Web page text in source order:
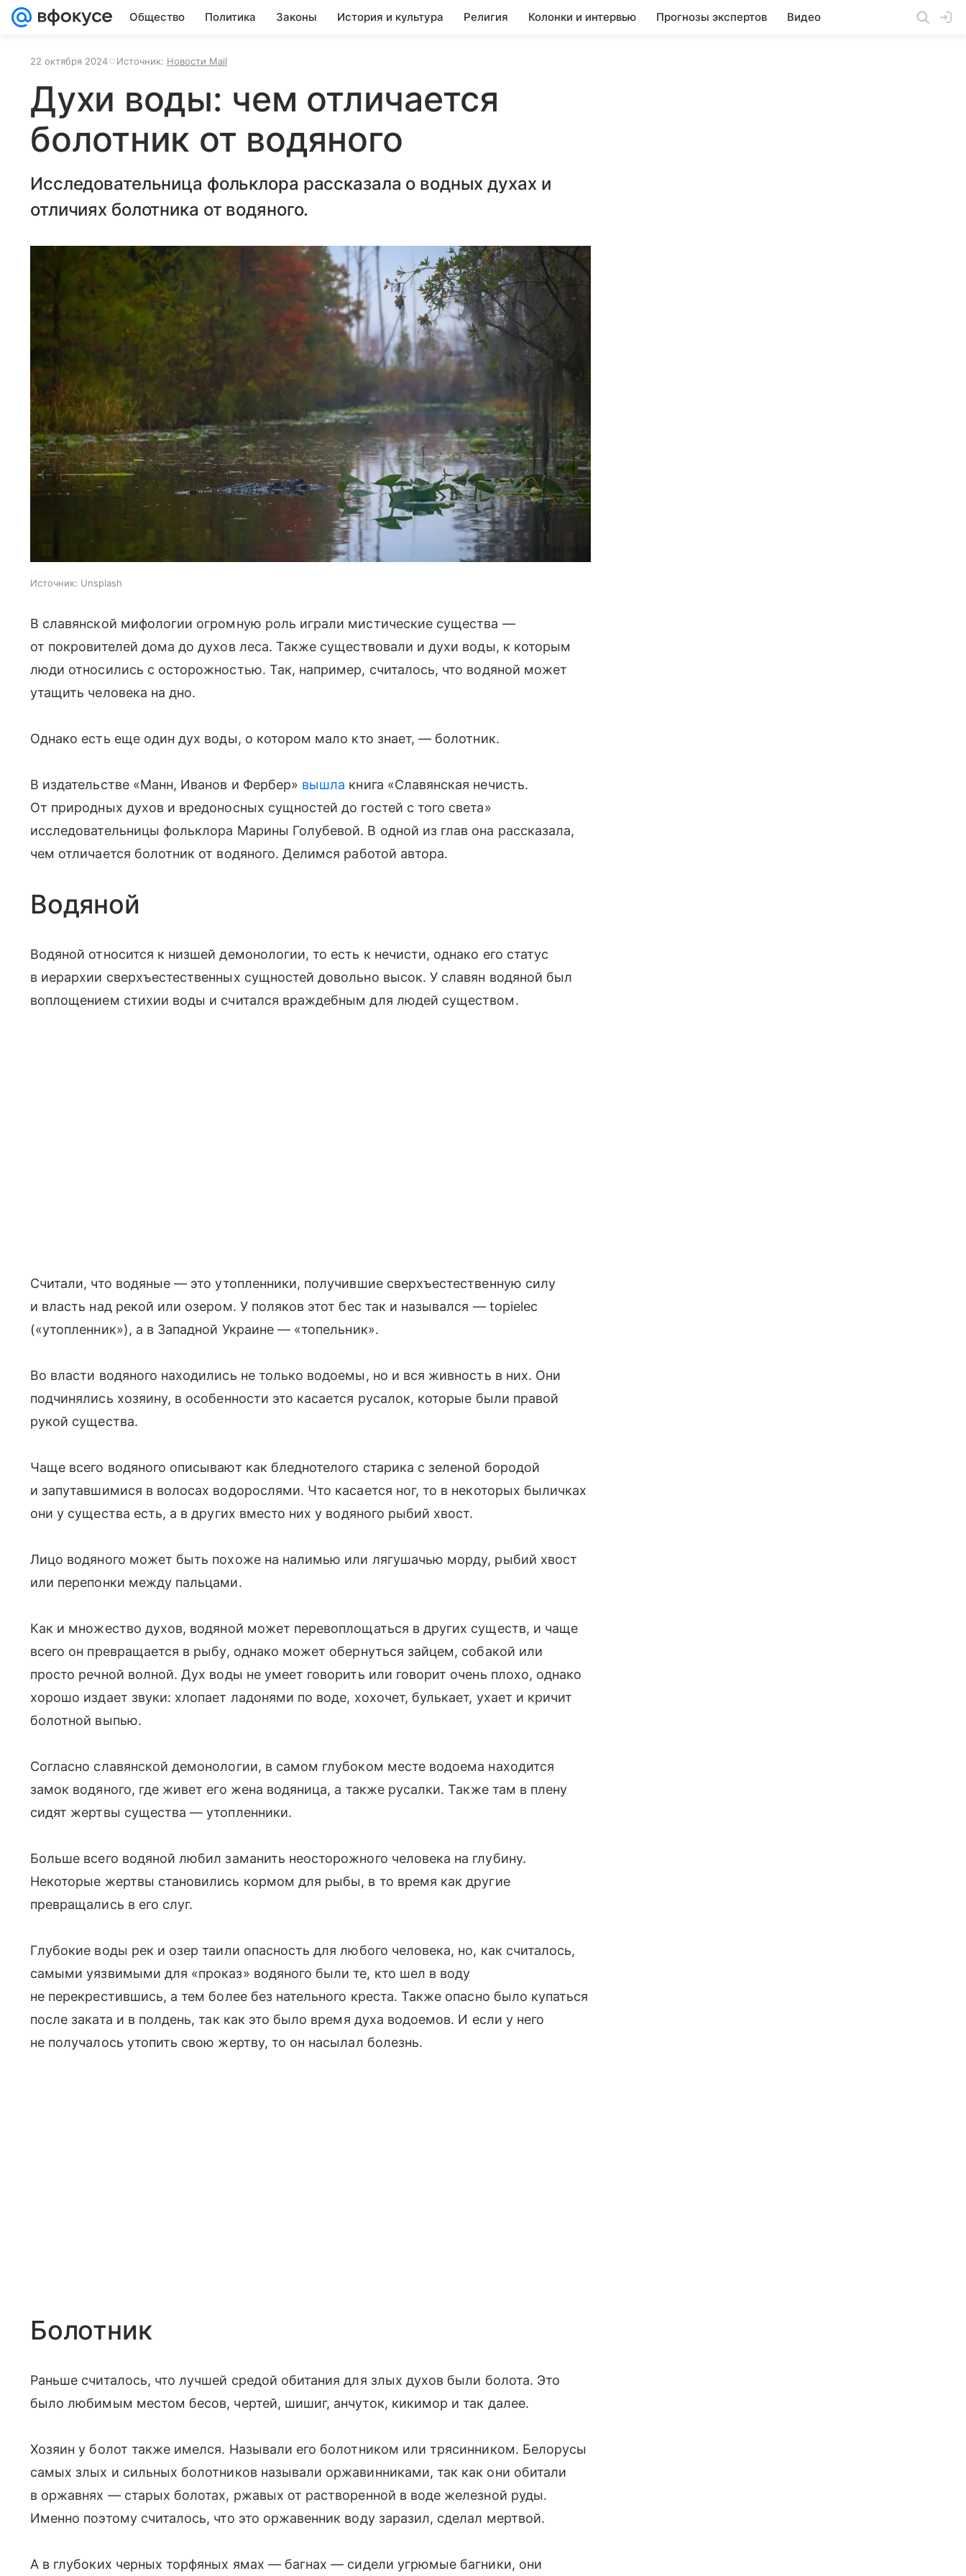
Общество Политика Законы История и культура Религия Колонки и интервью Прогнозы экспертов Видео
22 октября 2024 Источник: Новости Mail
Духи воды: чем отличается
болотник от водяного
Исследовательница фольклора рассказала о водных духах и
отличиях болотника от водяного.
Источник: Unsplash
В славянской мифологии огромную роль играли мистические существа —
от покровителей дома до духов леса. Также существовали и духи воды, к которым
люди относились с осторожностью. Так, например, считалось, что водяной может
утащить человека на дно.
Однако есть еще один дух воды, о котором мало кто знает, — болотник.
В издательстве «Манн, Иванов и Фербер» вышла книга «Славянская нечисть.
От природных духов и вредоносных сущностей до гостей с того света»
исследовательницы фольклора Марины Голубевой. В одной из глав она рассказала,
чем отличается болотник от водяного. Делимся работой автора.
Водяной
Водяной относится к низшей демонологии, то есть к нечисти, однако его статус
в иерархии сверхъестественных сущностей довольно высок. У славян водяной был
воплощением стихии воды и считался враждебным для людей существом.
Считали, что водяные — это утопленники, получившие сверхъестественную силу
и власть над рекой или озером. У поляков этот бес так и назывался — topielec
(«утопленник»), а в Западной Украине — «топельник».
Во власти водяного находились не только водоемы, но и вся живность в них. Они
подчинялись хозяину, в особенности это касается русалок, которые были правой
рукой существа.
Чаще всего водяного описывают как бледнотелого старика с зеленой бородой
и запутавшимися в волосах водорослями. Что касается ног, то в некоторых быличках
они у существа есть, а в других вместо них у водяного рыбий хвост.
Лицо водяного может быть похоже на налимью или лягушачью морду, рыбий хвост
или перепонки между пальцами.
Как и множество духов, водяной может перевоплощаться в других существ, и чаще
всего он превращается в рыбу, однако может обернуться зайцем, собакой или
просто речной волной. Дух воды не умеет говорить или говорит очень плохо, однако
хорошо издает звуки: хлопает ладонями по воде, хохочет, булькает, ухает и кричит
болотной выпью.
Согласно славянской демонологии, в самом глубоком месте водоема находится
замок водяного, где живет его жена водяница, а также русалки. Также там в плену
сидят жертвы существа — утопленники.
Больше всего водяной любил заманить неосторожного человека на глубину.
Некоторые жертвы становились кормом для рыбы, в то время как другие
превращались в его слуг.
Глубокие воды рек и озер таили опасность для любого человека, но, как считалось,
самыми уязвимыми для «проказ» водяного были те, кто шел в воду
не перекрестившись, а тем более без нательного креста. Также опасно было купаться
после заката и в полдень, так как это было время духа водоемов. И если у него
не получалось утопить свою жертву, то он насылал болезнь.
Болотник
Раньше считалось, что лучшей средой обитания для злых духов были болота. Это
было любимым местом бесов, чертей, шишиг, анчуток, кикимор и так далее.
Хозяин у болот также имелся. Называли его болотником или трясинником. Белорусы
самых злых и сильных болотников называли оржавинниками, так как они обитали
в оржавнях — старых болотах, ржавых от растворенной в воде железной руды.
Именно поэтому считалось, что это оржавенник воду заразил, сделал мертвой.
А в глубоких черных торфяных ямах — багнах — сидели угрюмые багники, они